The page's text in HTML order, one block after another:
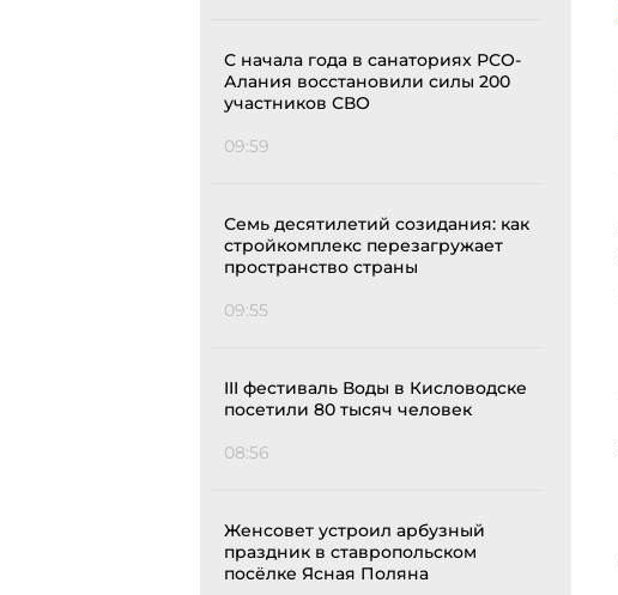
С начала года в санаториях РСО-
Алания восстановили силы 200
участников СВО
09:59
Семь десятилетий созидания: как
стройкомплекс перезагружает
пространство страны
09:55
III фестиваль Воды в Кисловодске
посетили 80 тысяч человек
08:56
Женсовет устроил арбузный
праздник в ставропольском
посёлке Ясная Поляна